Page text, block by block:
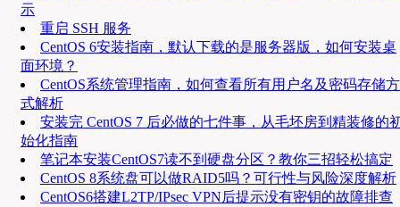
示
重启 SSH 服务
CentOS 6安装指南，默认下载的是服务器版，如何安装桌
面环境？
CentOS系统管理指南，如何查看所有用户名及密码存储方
式解析
安装完 CentOS 7 后必做的七件事，从毛坯房到精装修的
始化指南
笔记本安装CentOS7读不到硬盘分区？教你三招轻松搞定
CentOS 8系统盘可以做RAID5吗？可行性与风险深度解析
CentOS6搭建L2TP/IPsec VPN后提示没有密钥的故障排查